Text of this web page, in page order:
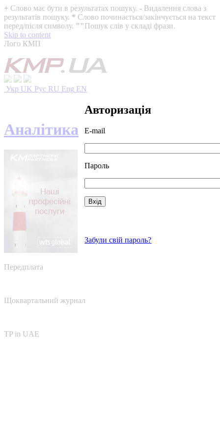
+ Слово має бути в результатах пошуку. - Видалення слова з
результатів пошуку. * Слово починається/закінчується на текст
перед/після символу. ""Пошук слів у складі фрази.
Skip to content
Лого КМП
Укр UK Рус RU Eng EN
Авторизація
E-mail
Пароль
Забули свій пароль?
Аналітика
Передплата
Щоквартальний журнал
TP in UAE